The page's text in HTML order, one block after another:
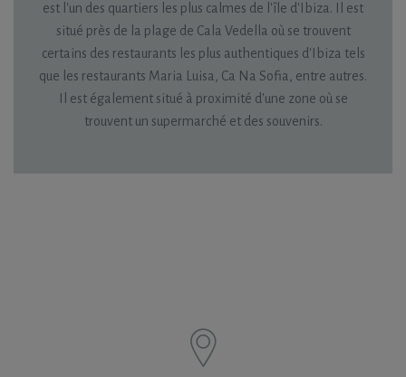
est l'un des quartiers les plus calmes de l'île d'Ibiza. Il est
situé près de la plage de Cala Vedella où se trouvent
certains des restaurants les plus authentiques d'Ibiza tels
que les restaurants Maria Luisa, Ca Na Sofia, entre autres.
Il est également situé à proximité d'une zone où se
trouvent un supermarché et des souvenirs.